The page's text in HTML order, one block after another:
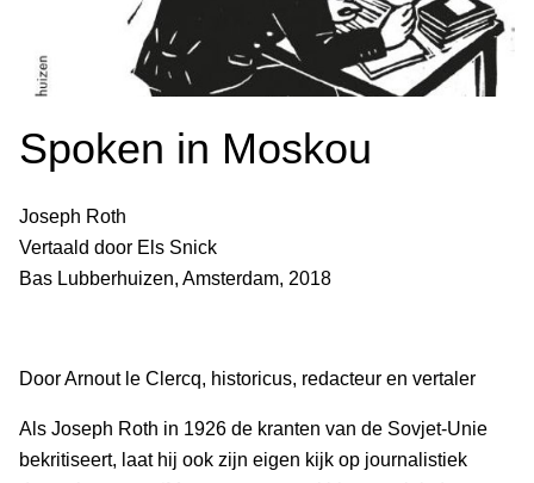
Spoken in Moskou
Joseph Roth
Vertaald door Els Snick
Bas Lubberhuizen, Amsterdam, 2018
Door Arnout le Clercq, historicus, redacteur en vertaler
Als Joseph Roth in 1926 de kranten van de Sovjet-Unie
bekritiseert, laat hij ook zijn eigen kijk op journalistiek